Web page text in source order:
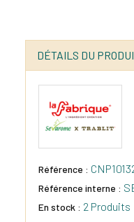
DÉTAILS DU
Référence :
Référence interne :
En stock : 2 Produits